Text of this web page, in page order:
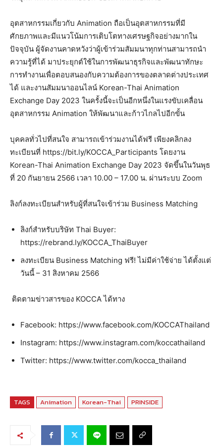
อุตสาหกรรมเกี่ยวกับ Animation ถือเป็นอุตสาหกรรมที่มี
ศักยภาพและมีแนวโน้มการเติบโตทางเศรษฐกิจอย่างมากใน
ปัจจุบัน ผู้จัดงานคาดหวังว่าผู้เข้าร่วมสัมมนาทุกท่านสามารถนำ
ความรู้ที่ได้ มาประยุกต์ใช้ในการพัฒนาธุรกิจและพัฒนาทักษะ
การทำงานเพื่อตอบสนองกับความต้องการของตลาดต่างประเทศ
ได้ และงานสัมมนาออนไลน์ Korean-Thai Animation
Exchange Day 2023 ในครั้งนี้จะเป็นอีกหนึ่งในแรงขับเคลื่อน
อุตสาหกรรม Animation ให้พัฒนาและก้าวไกลไปอีกขั้น
บุคคลทั่วไปที่สนใจ สามารถเข้าร่วมงานได้ฟรี เพียงคลิกลง
ทะเบียนที่ https://bit.ly/KOCCA_Participants โดยงาน
Korean-Thai Animation Exchange Day 2023 จัดขึ้นในวันพุธ
ที่ 20 กันยายน 2566 เวลา 10.00 – 17.00 น. ผ่านระบบ Zoom
ลิงก์ลงทะเบียนสำหรับผู้ที่สนใจเข้าร่วม Business Matching
ลิงก์สำหรับบริษัท Thai Buyer:
https://rebrand.ly/KOCCA_ThaiBuyer
ลงทะเบียน Business Matching ฟรี! ไม่มีค่าใช้จ่าย ได้ตั้งแต่
วันนี้ – 31 สิงหาคม 2566
ติดตามข่าวสารของ KOCCA ได้ทาง
Facebook: https://www.facebook.com/KOCCAThailand
Instagram: https://www.instagram.com/koccathailand
Twitter: https://www.twitter.com/kocca_thailand
TAGS Animation Korean-Thai PRINSIDE